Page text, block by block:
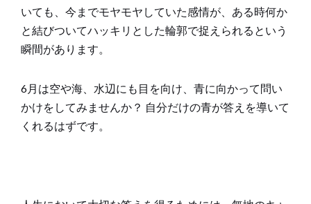
いても、今までモヤモヤしていた感情が、ある時何か
と結びついてハッキリとした輪郭で捉えられるという
瞬間があります。
6月は空や海、水辺にも目を向け、青に向かって問い
かけをしてみませんか？ 自分だけの青が答えを導いて
くれるはずです。